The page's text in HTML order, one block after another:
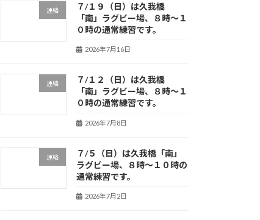
連絡
７/１９（日）は久我橋
「南」ラグビー場、８時～１
０時の通常練習です。
2026年7月16日
連絡
７/１２（日）は久我橋
「南」ラグビー場、８時～１
０時の通常練習です。
2026年7月8日
連絡
７/５（日）は久我橋「南」
ラグビー場、８時～１０時の
通常練習です。
2026年7月2日